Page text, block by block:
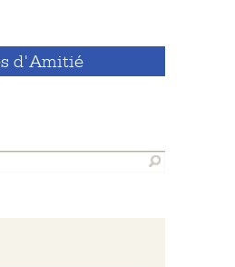
d'Amitié